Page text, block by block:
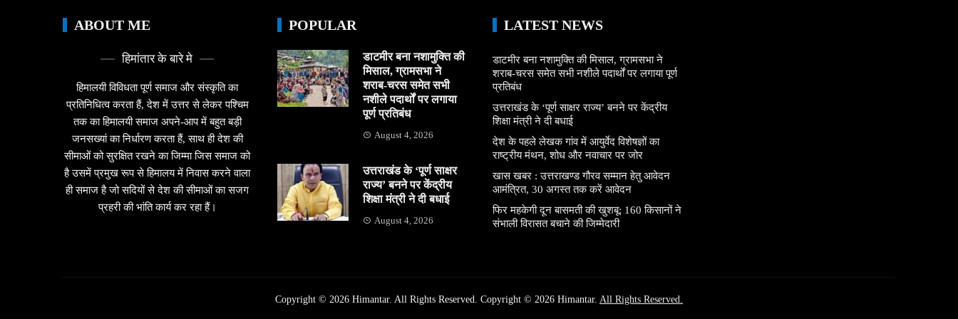
ABOUT ME
हिमांतार के बारे मे
हिमालयी विविधता पूर्ण समाज और संस्कृति का
प्रतिनिधित्व करता हैं, देश में उत्तर से लेकर पश्चिम
तक का हिमालयी समाज अपने-आप में बहुत बड़ी
जनसख्यां का निर्धारण करता हैं, साथ ही देश की
सीमाओं को सुरक्षित रखने का जिम्मा जिस समाज को
है उसमें प्रमुख रूप से हिमालय में निवास करने वाला
ही समाज है जो सदियों से देश की सीमाओं का सजग
प्रहरी की भांति कार्य कर रहा हैं।
POPULAR
डाटमीर बना नशामुक्ति की
मिसाल, ग्रामसभा ने
शराब-चरस समेत सभी
नशीले पदार्थों पर लगाया
पूर्ण प्रतिबंध
August 4, 2026
उत्तराखंड के ‘पूर्ण साक्षर
राज्य’ बनने पर केंद्रीय
शिक्षा मंत्री ने दी बधाई
August 4, 2026
LATEST NEWS
डाटमीर बना नशामुक्ति की मिसाल, ग्रामसभा ने
शराब-चरस समेत सभी नशीले पदार्थों पर लगाया पूर्ण
प्रतिबंध
उत्तराखंड के ‘पूर्ण साक्षर राज्य’ बनने पर केंद्रीय
शिक्षा मंत्री ने दी बधाई
देश के पहले लेखक गांव में आयुर्वेद विशेषज्ञों का
राष्ट्रीय मंथन, शोध और नवाचार पर जोर
खास खबर : उत्तराखण्ड गौरव सम्मान हेतु आवेदन
आमंत्रित, 30 अगस्त तक करें आवेदन
फिर महकेगी दून बासमती की खुशबू: 160 किसानों ने
संभाली विरासत बचाने की जिम्मेदारी
Copyright © 2026 Himantar. All Rights Reserved. Copyright © 2026 Himantar. All Rights Reserved.